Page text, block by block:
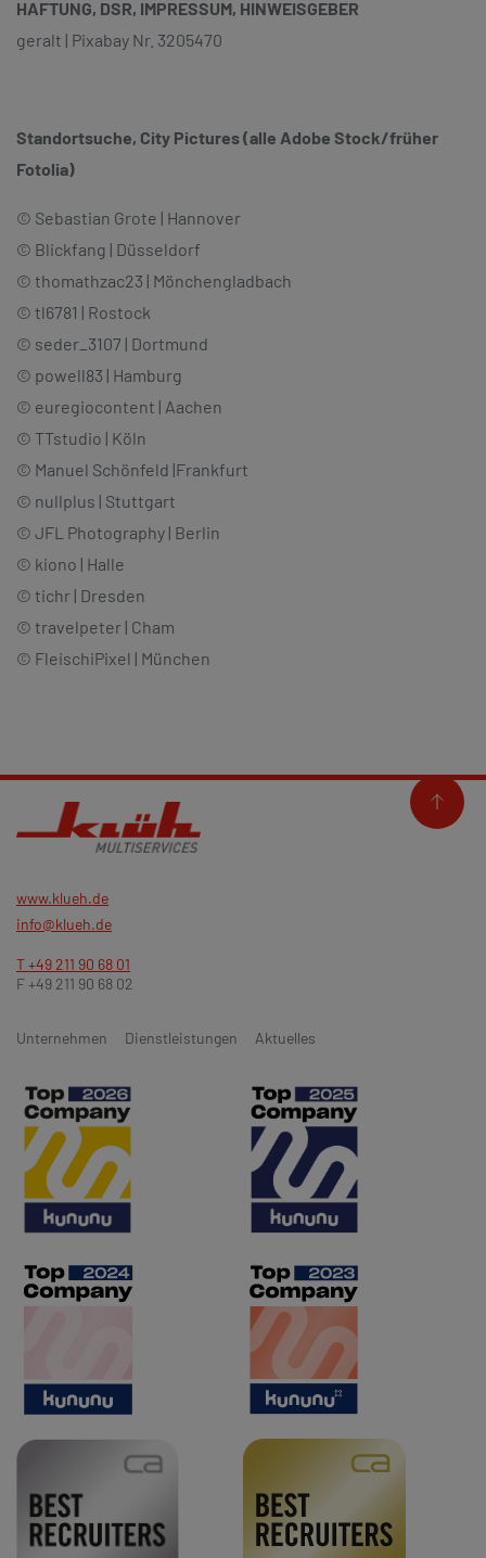
HAFTUNG, DSR, IMPRESSUM, HINWEISGEBER
geralt | Pixabay Nr. 3205470
Standortsuche, City Pictures (alle Adobe Stock/früher
Fotolia)
© Sebastian Grote | Hannover
© Blickfang | Düsseldorf
© thomathzac23 | Mönchengladbach
© tl6781 | Rostock
© seder_3107 | Dortmund
© powell83 | Hamburg
© euregiocontent | Aachen
© TTstudio | Köln
© Manuel Schönfeld |Frankfurt
© nullplus | Stuttgart
© JFL Photography | Berlin
© kiono | Halle
© tichr | Dresden
© travelpeter | Cham
© FleischiPixel | München
Unternehmen Dienstleistungen Aktuelles
www.klueh.de
info@klueh.de
T +49 211 90 68 01
F +49 211 90 68 02